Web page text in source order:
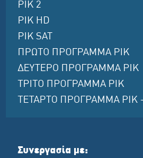
ΡΙΚ 2
ΡΙΚ HD
ΡΙΚ SAT
ΠΡΩΤΟ ΠΡΟΓΡΑΜΜΑ ΡΙΚ
ΔΕΥΤΕΡΟ ΠΡΟΓΡΑΜΜΑ ΡΙΚ
ΤΡΙΤΟ ΠΡΟΓΡΑΜΜΑ ΡΙΚ
ΤΕΤΑΡΤΟ ΠΡΟΓΡΑΜΜΑ ΡΙΚ -
Συνεργασία με: